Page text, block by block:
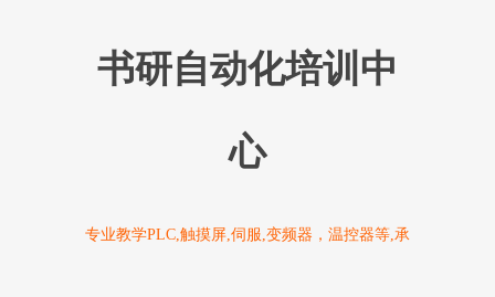
书研自动化培训中
心
专业教学PLC,触摸屏,伺服,变频器，温控器等,承